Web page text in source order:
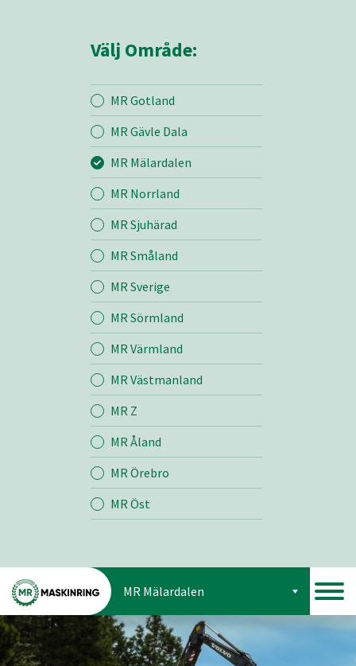
Mina sidor
MR Mälardalen
Entreprenad
Bemanning
Välj Område:
MR Gotland
MR Gävle Dala
MR Mälardalen
MR Norrland
MR Sjuhärad
MR Småland
MR Sverige
MR Sörmland
MR Värmland
MR Västmanland
MR Z
MR Åland
MR Örebro
MR Öst
MR Mälardalen